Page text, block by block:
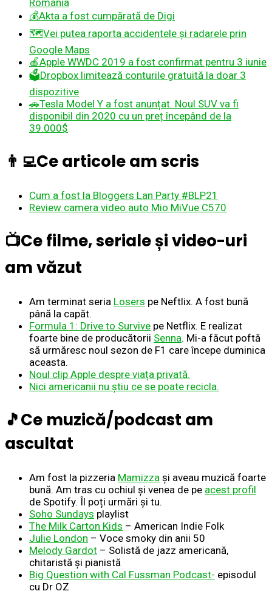
💰Akta a fost cumpărată de Digi
🗺️Vei putea raporta accidentele și radarele prin
Google Maps
🍎Apple WWDC 2019 a fost confirmat pentru 3 iunie
🗳️Dropbox limitează conturile gratuită la doar 3
dispozitive
🚗Tesla Model Y a fost anunțat. Noul SUV va fi
disponibil din 2020 cu un preț începând de la
39.000$
‍👨‍💻Ce articole am scris
Cum a fost la Bloggers Lan Party #BLP21
Review camera video auto Mio MiVue C570
📺Ce filme, seriale și video-uri
am văzut
Am terminat seria Losers pe Neftlix. A fost bună
până la capăt.
Formula 1: Drive to Survive pe Netflix. E realizat
foarte bine de producătorii Senna. Mi-a făcut poftă
să urmăresc noul sezon de F1 care începe duminica
aceasta.
Noul clip Apple despre viața privată.
Nici americanii nu știu ce se poate recicla.
🎵Ce muzică/podcast am
ascultat
Am fost la pizzeria Mamizza și aveau muzică foarte
bună. Am tras cu ochiul și venea de pe acest profil
de Spotify. Îl poți urmări și tu.
Soho Sundays playlist
The Milk Carton Kids – American Indie Folk
Julie London – Voce smoky din anii 50
Melody Gardot – Solistă de jazz americană,
chitaristă și pianistă
Big Question with Cal Fussman Podcast- episodul
cu Dr OZ